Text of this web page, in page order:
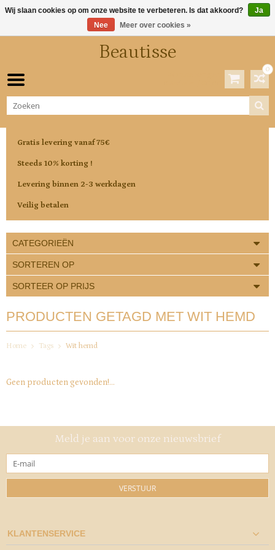
Beautisse
0
Gratis levering vanaf 75€
Steeds 10% korting !
Levering binnen 2-3 werkdagen
Veilig betalen
CATEGORIEËN
SORTEREN OP
SORTEER OP PRIJS
PRODUCTEN GETAGD MET WIT HEMD
Home Tags Wit hemd
Geen producten gevonden!...
Meld je aan voor onze nieuwsbrief
VERSTUUR
KLANTENSERVICE
Wij slaan cookies op om onze website te verbeteren. Is dat akkoord?
Ja
Nee
Meer over cookies »